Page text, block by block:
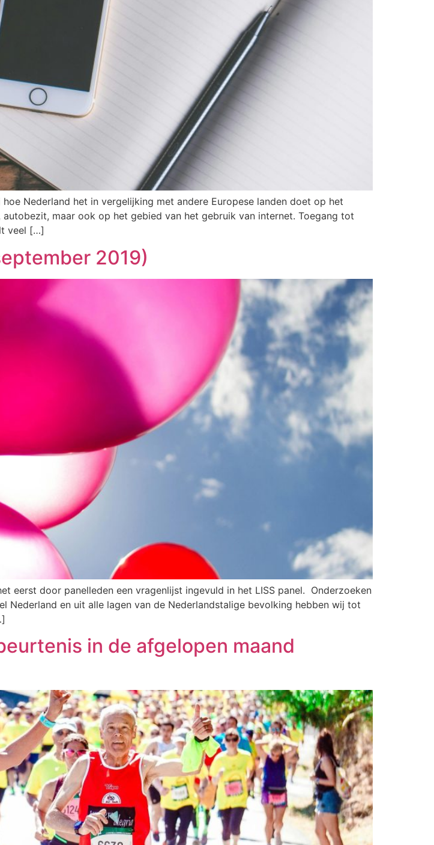
Nederland het in vergelijking met andere Europese landen doet op het
maar ook op het gebied van het gebruik van internet. Toegang tot
veel […]
2019)
eerst door panelleden een vragenlijst ingevuld in het LISS panel. Onderzoeken
Nederland en uit alle lagen van de Nederlandstalige bevolking hebben wij tot
in de afgelopen maand